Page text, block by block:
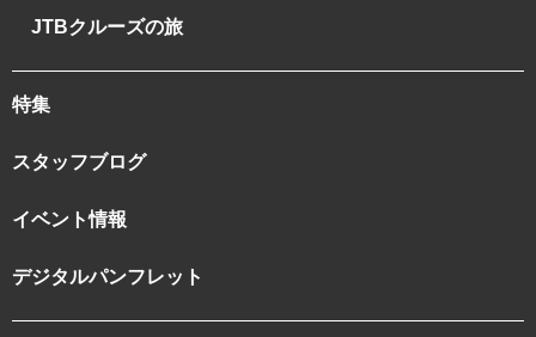
JTBクルーズの旅
特集
スタッフブログ
イベント情報
デジタルパンフレット